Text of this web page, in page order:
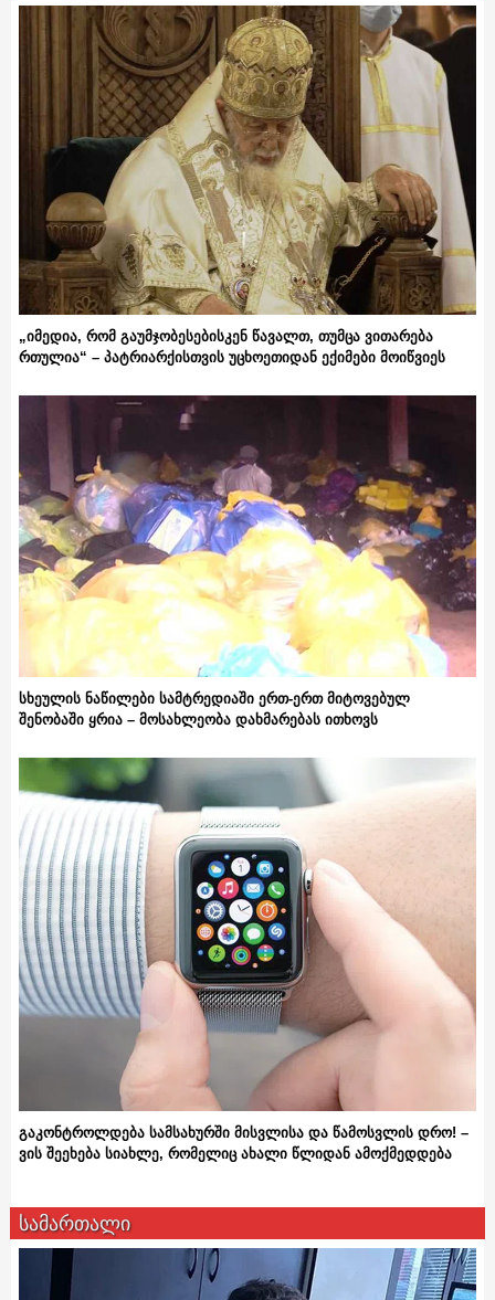
„იმედია, რომ გაუმჯობესებისკენ წავალთ, თუმცა ვითარება
რთულია“ – პატრიარქისთვის უცხოეთიდან ექიმები მოიწვიეს
სხეულის ნაწილები სამტრედიაში ერთ-ერთ მიტოვებულ
შენობაში ყრია – მოსახლეობა დახმარებას ითხოვს
გაკონტროლდება სამსახურში მისვლისა და წამოსვლის დრო! –
ვის შეეხება სიახლე, რომელიც ახალი წლიდან ამოქმედდება
სამართალი